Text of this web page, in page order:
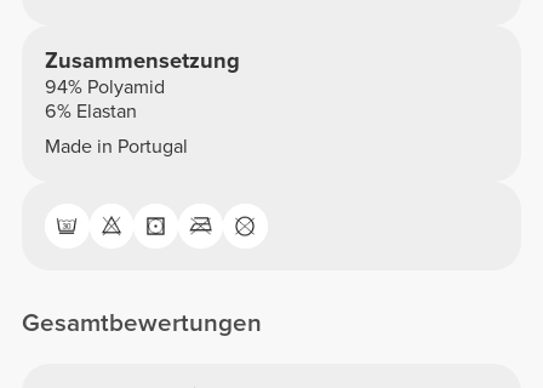
Zusammensetzung
94% Polyamid
6% Elastan
Made in Portugal
Gesamtbewertungen